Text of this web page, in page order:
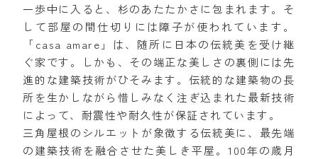
一歩中に入ると、杉のあたたかさに包まれます。そ
して部屋の間仕切りには障子が使われています。
「casa amare」は、随所に日本の伝統美を受け継
ぐ家です。しかも、その端正な美しさの裏側には先
進的な建築技術がひそみます。伝統的な建築物の長
所を生かしながら惜しみなく注ぎ込まれた最新技術
によって、耐震性や耐久性が保証されています。
三角屋根のシルエットが象徴する伝統美に、最先端
の建築技術を融合させた美しき平屋。100年の歳月